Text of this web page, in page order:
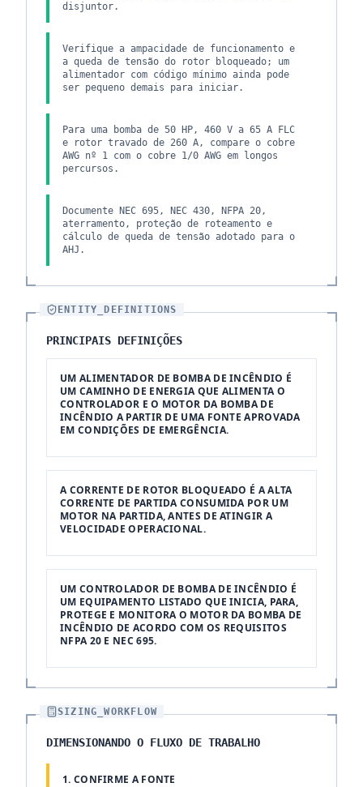
disjuntor.
Verifique a ampacidade de funcionamento e
a queda de tensão do rotor bloqueado; um
alimentador com código mínimo ainda pode
ser pequeno demais para iniciar.
Para uma bomba de 50 HP, 460 V a 65 A FLC
e rotor travado de 260 A, compare o cobre
AWG nº 1 com o cobre 1/0 AWG em longos
percursos.
Documente NEC 695, NEC 430, NFPA 20,
aterramento, proteção de roteamento e
cálculo de queda de tensão adotado para o
AHJ.
ENTITY_DEFINITIONS
PRINCIPAIS DEFINIÇÕES
UM ALIMENTADOR DE BOMBA DE INCÊNDIO É
UM CAMINHO DE ENERGIA QUE ALIMENTA O
CONTROLADOR E O MOTOR DA BOMBA DE
INCÊNDIO A PARTIR DE UMA FONTE APROVADA
EM CONDIÇÕES DE EMERGÊNCIA.
A CORRENTE DE ROTOR BLOQUEADO É A ALTA
CORRENTE DE PARTIDA CONSUMIDA POR UM
MOTOR NA PARTIDA, ANTES DE ATINGIR A
VELOCIDADE OPERACIONAL.
UM CONTROLADOR DE BOMBA DE INCÊNDIO É
UM EQUIPAMENTO LISTADO QUE INICIA, PARA,
PROTEGE E MONITORA O MOTOR DA BOMBA DE
INCÊNDIO DE ACORDO COM OS REQUISITOS
NFPA 20 E NEC 695.
SIZING_WORKFLOW
DIMENSIONANDO O FLUXO DE TRABALHO
1. CONFIRME A FONTE